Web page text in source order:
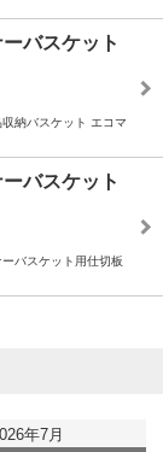
バスケット
納バスケット エコマ
バスケット
バスケット用仕切板
年7月